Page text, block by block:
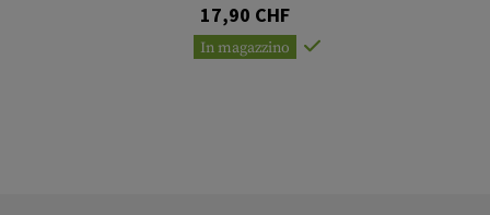
17,90 CHF
In magazzino